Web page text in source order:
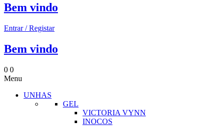
Bem vindo
Entrar / Registar
Bem vindo
0 0
Menu
UNHAS
GEL
VICTORIA VYNN
INOCOS